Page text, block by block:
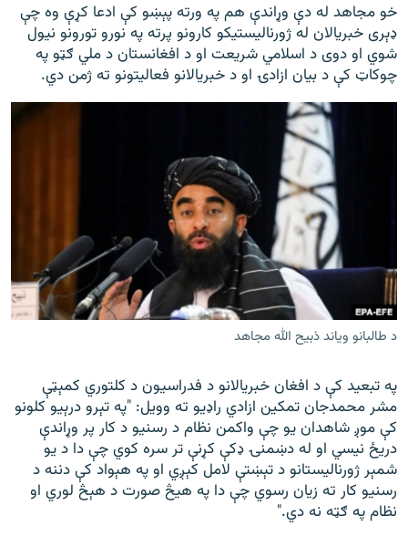
خو مجاهد له دې وړاندې هم په ورته پېښو کې ادعا کړې وه چې
ډېری خبریالان له ژورنالیستیکو کارونو پرته په نورو تورونو نیول
شوي او دوی د اسلامي شریعت او د افغانستان د ملي ګټو په
چوکاټ کې د بیان ازادۍ او د خبریالانو فعالیتونو ته ژمن دي.
د طالبانو ویاند ذبیح الله مجاهد
په تبعید کې د افغان خبریالانو د فدراسیون د کلتوري کمېټې
مشر محمدجان تمکین ازادي راډيو ته وویل: "په تېرو درېیو کلونو
کې موږ شاهدان یو چې واکمن نظام د رسنیو د کار پر وړاندې
دریځ نیسي او له دښمنۍ ډکې کړنې تر سره کوي چې دا د یو
شمېر ژورنالیستانو د تېښتې لامل کېږي او په هېواد کې دننه د
رسنیو کار ته زیان رسوي چې دا په هیڅ صورت د هېڅ لوري او
نظام په ګټه نه دي."